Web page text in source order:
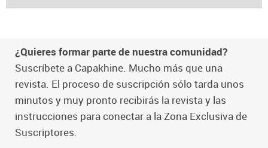
¿Quieres formar parte de nuestra comunidad?
Suscríbete a Capakhine. Mucho más que una
revista. El proceso de suscripción sólo tarda unos
minutos y muy pronto recibirás la revista y las
instrucciones para conectar a la Zona Exclusiva de
Suscriptores.